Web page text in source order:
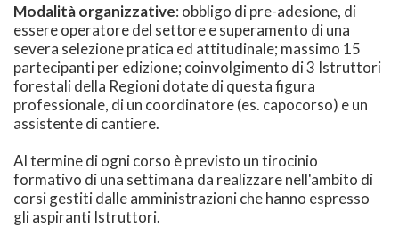
Modalità organizzative: obbligo di pre-adesione, di
essere operatore del settore e superamento di una
severa selezione pratica ed attitudinale; massimo 15
partecipanti per edizione; coinvolgimento di 3 Istruttori
forestali della Regioni dotate di questa figura
professionale, di un coordinatore (es. capocorso) e un
assistente di cantiere.
Al termine di ogni corso è previsto un tirocinio
formativo di una settimana da realizzare nell'ambito di
corsi gestiti dalle amministrazioni che hanno espresso
gli aspiranti Istruttori.